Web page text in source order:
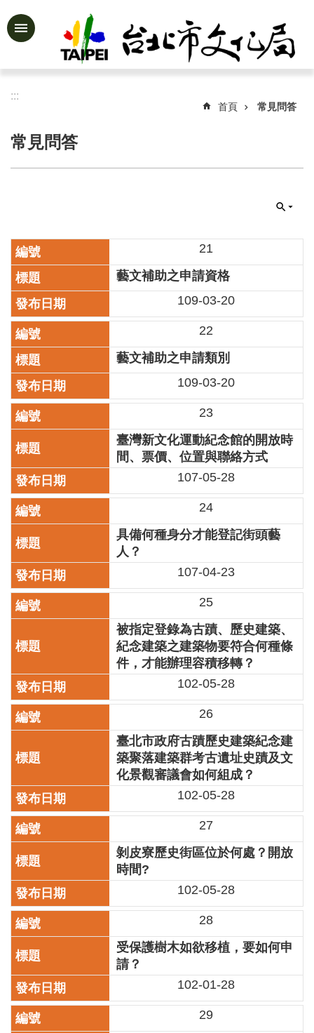
跳到主要內容區塊
進
告
識
文
化
局
業
務
項
目
臺
北
藝
空
間
歷
年
文
化
慶
廉
政
區
珍
貴
文
化
資
助/
申
請
案
政
府
公
開
資
訊
聯
絡
資
訊
:::
首頁 常見問答
常見問答
21
藝文補助之申請資格
109-03-20
22
藝文補助之申請類別
109-03-20
23
臺灣新文化運動紀念館的開放時
間、票價、位置與聯絡方式
107-05-28
24
具備何種身分才能登記街頭藝
人？
107-04-23
25
被指定登錄為古蹟、歷史建築、
紀念建築之建築物要符合何種條
件，才能辦理容積移轉？
102-05-28
26
臺北市政府古蹟歷史建築紀念建
築聚落建築群考古遺址史蹟及文
化景觀審議會如何組成？
102-05-28
27
剝皮寮歷史街區位於何處？開放
時間?
102-05-28
28
受保護樹木如欲移植，要如何申
請？
102-01-28
29